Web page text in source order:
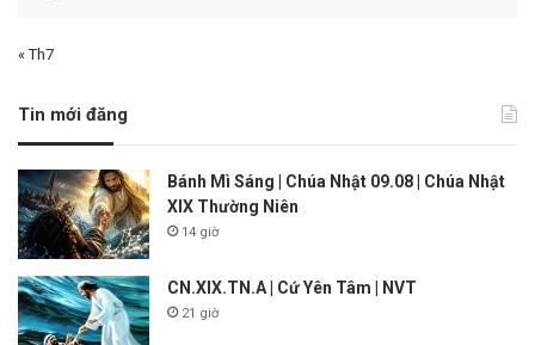
« Th7
Tin mới đăng
Bánh Mì Sáng | Chúa Nhật 09.08 | Chúa Nhật
XIX Thường Niên
14 giờ
CN.XIX.TN.A | Cứ Yên Tâm | NVT
21 giờ